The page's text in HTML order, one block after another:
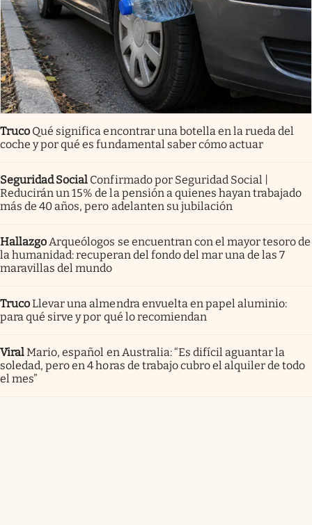
Truco Qué significa encontrar una botella en la rueda del
coche y por qué es fundamental saber cómo actuar
Seguridad Social Confirmado por Seguridad Social |
Reducirán un 15% de la pensión a quienes hayan trabajado
más de 40 años, pero adelanten su jubilación
Hallazgo Arqueólogos se encuentran con el mayor tesoro de
la humanidad: recuperan del fondo del mar una de las 7
maravillas del mundo
TrucoLlevar una almendra envuelta en papel aluminio:
para qué sirve y por qué lo recomiendan
ViralMario, español en Australia: “Es difícil aguantar la
soledad, pero en 4 horas de trabajo cubro el alquiler de todo
el mes”